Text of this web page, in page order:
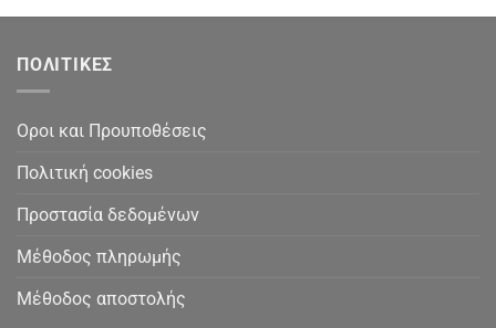
ΠΟΛΙΤΙΚΕΣ
Οροι και Προυποθέσεις
Πολιτική cookies
Προστασία δεδομένων
Μέθοδος πληρωμής
Μέθοδος αποστολής